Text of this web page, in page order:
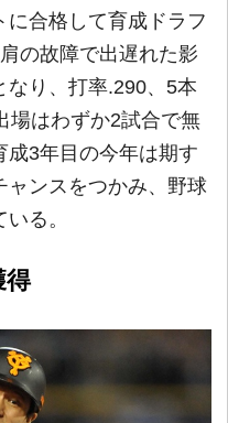
に合格して育成ドラフ
の故障で出遅れた影
なり、打率.290、5本
場はわずか2試合で無
成3年目の今年は期す
ャンスをつかみ、野球
る。
得